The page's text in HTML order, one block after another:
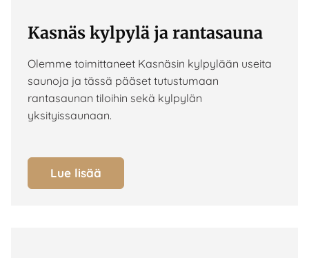
Kasnäs kylpylä ja rantasauna
Olemme toimittaneet Kasnäsin kylpylään useita
saunoja ja tässä pääset tutustumaan
rantasaunan tiloihin sekä kylpylän
yksityissaunaan.
Lue lisää